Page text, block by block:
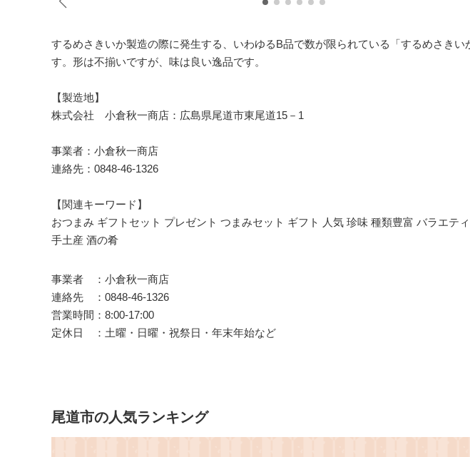
するめさきいか製造の際に発生する、いわゆるB品で数が限られている「するめさきい
す。形は不揃いですが、味は良い逸品です。
【製造地】
株式会社 小倉秋一商店：広島県尾道市東尾道15－1
事業者：小倉秋一商店
連絡先：0848-46-1326
【関連キーワード】
おつまみ ギフトセット プレゼント つまみセット ギフト 人気 珍味 種類豊富 バラエテ
手土産 酒の肴
事業者 ：小倉秋一商店
連絡先 ：0848-46-1326
営業時間：8:00-17:00
定休日 ：土曜・日曜・祝祭日・年末年始など
尾道市の人気ランキング